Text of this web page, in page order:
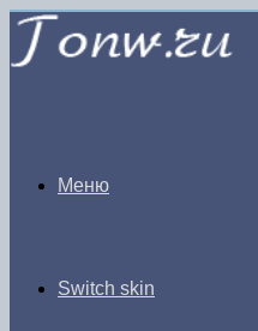
Меню
Switch skin